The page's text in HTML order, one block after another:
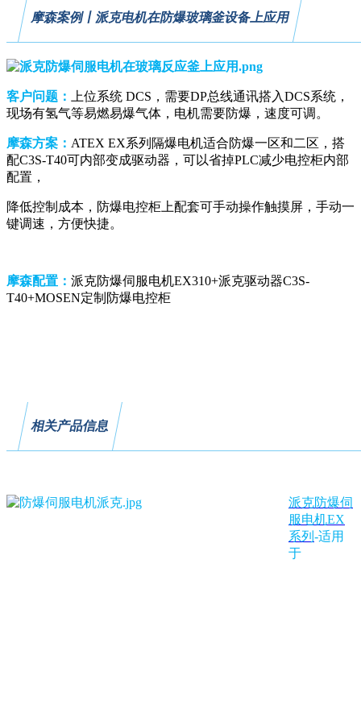
摩森案例丨派克电机在防爆玻璃釜设备上应用
客户问题：
上位系统 DCS，需要DP总线通讯搭入DCS系统，
现场有氢气等易燃易爆气体，电机需要防爆，速度可调。
摩森方案： ATEX EX系列隔爆电机适合防爆一区和二区，搭
配C3S-T40可内部变成驱动器，可以省掉PLC减少电控柜内部
配置，
降低控制成本，防爆电控柜上配套可手动操作触摸屏，手动一
键调速，方便快捷。
摩森配置： 派克防爆伺服电机EX310+派克驱动器C3S-
T40+MOSEN定制防爆电控柜
相关产品信息
派克防爆伺
服电机EX
系列 -适用
于